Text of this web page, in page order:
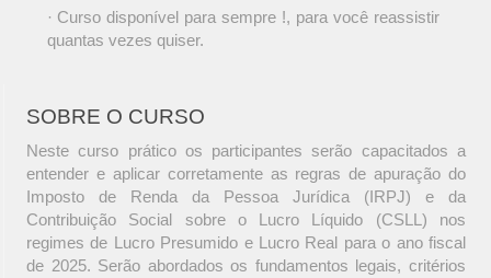
· Curso disponível para sempre !, para você reassistir
quantas vezes quiser.
SOBRE O CURSO
Neste curso prático os participantes serão capacitados a
entender e aplicar corretamente as regras de apuração do
Imposto de Renda da Pessoa Jurídica (IRPJ) e da
Contribuição Social sobre o Lucro Líquido (CSLL) nos
regimes de Lucro Presumido e Lucro Real para o ano fiscal
de 2025. Serão abordados os fundamentos legais, critérios